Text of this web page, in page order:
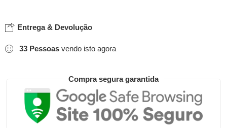
Entrega & Devolução
33 Pessoas vendo isto agora
Compra segura garantida